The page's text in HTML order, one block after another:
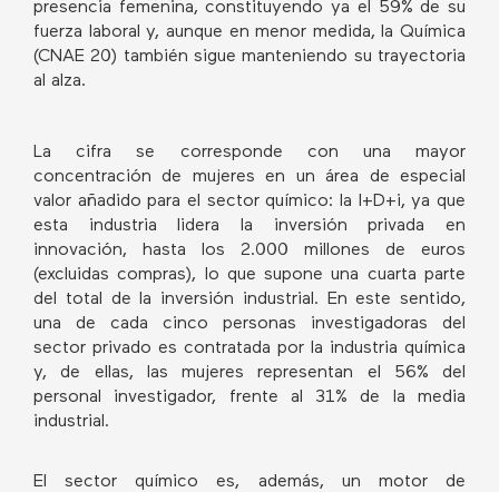
presencia femenina, constituyendo ya el 59% de su
fuerza laboral y, aunque en menor medida, la Química
(CNAE 20) también sigue manteniendo su trayectoria
al alza.
La cifra se corresponde con una mayor
concentración de mujeres en un área de especial
valor añadido para el sector químico: la I+D+i, ya que
esta industria lidera la inversión privada en
innovación, hasta los 2.000 millones de euros
(excluidas compras), lo que supone una cuarta parte
del total de la inversión industrial. En este sentido,
una de cada cinco personas investigadoras del
sector privado es contratada por la industria química
y, de ellas, las mujeres representan el 56% del
personal investigador, frente al 31% de la media
industrial.
El sector químico es, además, un motor de